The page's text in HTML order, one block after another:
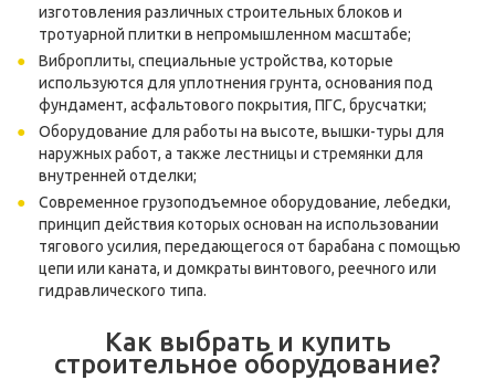
изготовления различных строительных блоков и
тротуарной плитки в непромышленном масштабе;
Виброплиты, специальные устройства, которые
используются для уплотнения грунта, основания под
фундамент, асфальтового покрытия, ПГС, брусчатки;
Оборудование для работы на высоте, вышки-туры для
наружных работ, а также лестницы и стремянки для
внутренней отделки;
Современное грузоподъемное оборудование, лебедки,
принцип действия которых основан на использовании
тягового усилия, передающегося от барабана с помощью
цепи или каната, и домкраты винтового, реечного или
гидравлического типа.
Как выбрать и купить
строительное оборудование?